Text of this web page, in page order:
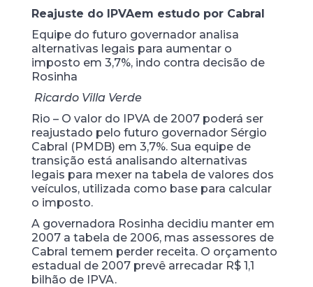
Reajuste do IPVAem estudo por Cabral
Equipe do futuro governador analisa
alternativas legais para aumentar o
imposto em 3,7%, indo contra decisão de
Rosinha
Ricardo Villa Verde
Rio – O valor do IPVA de 2007 poderá ser
reajustado pelo futuro governador Sérgio
Cabral (PMDB) em 3,7%. Sua equipe de
transição está analisando alternativas
legais para mexer na tabela de valores dos
veículos, utilizada como base para calcular
o imposto.
A governadora Rosinha decidiu manter em
2007 a tabela de 2006, mas assessores de
Cabral temem perder receita. O orçamento
estadual de 2007 prevê arrecadar R$ 1,1
bilhão de IPVA.